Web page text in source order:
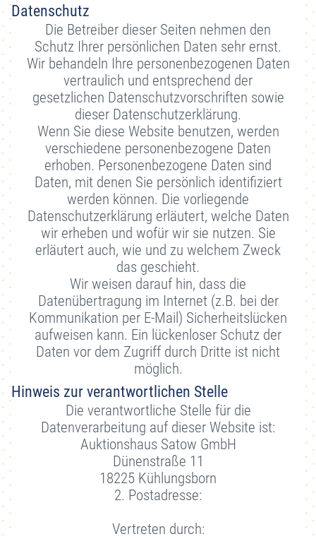
Datenschutz
Die Betreiber dieser Seiten nehmen den
Schutz Ihrer persönlichen Daten sehr ernst.
Wir behandeln Ihre personenbezogenen Daten
vertraulich und entsprechend der
gesetzlichen Datenschutzvorschriften sowie
dieser Datenschutzerklärung.
Wenn Sie diese Website benutzen, werden
verschiedene personenbezogene Daten
erhoben. Personenbezogene Daten sind
Daten, mit denen Sie persönlich identifiziert
werden können. Die vorliegende
Datenschutzerklärung erläutert, welche Daten
wir erheben und wofür wir sie nutzen. Sie
erläutert auch, wie und zu welchem Zweck
das geschieht.
Wir weisen darauf hin, dass die
Datenübertragung im Internet (z.B. bei der
Kommunikation per E-Mail) Sicherheitslücken
aufweisen kann. Ein lückenloser Schutz der
Daten vor dem Zugriff durch Dritte ist nicht
möglich.
Hinweis zur verantwortlichen Stelle
Die verantwortliche Stelle für die
Datenverarbeitung auf dieser Website ist:
Auktionshaus Satow GmbH
Dünenstraße 11
18225 Kühlungsborn
2. Postadresse:
Vertreten durch: